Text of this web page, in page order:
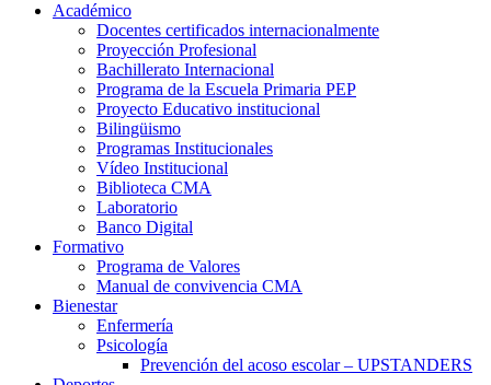
Académico
Docentes certificados internacionalmente
Proyección Profesional
Bachillerato Internacional
Programa de la Escuela Primaria PEP
Proyecto Educativo institucional
Bilingüismo
Programas Institucionales
Vídeo Institucional
Biblioteca CMA
Laboratorio
Banco Digital
Formativo
Programa de Valores
Manual de convivencia CMA
Bienestar
Enfermería
Psicología
Prevención del acoso escolar – UPSTANDERS